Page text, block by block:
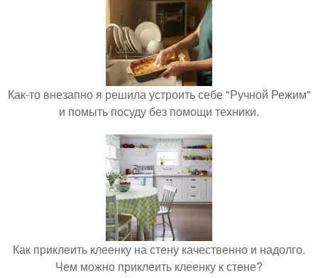
Как-то внезапно я решила устроить себе "Ручной Режим"
и помыть посуду без помощи техники.
Как приклеить клеенку на стену качественно и надолго.
Чем можно приклеить клеенку к стене?